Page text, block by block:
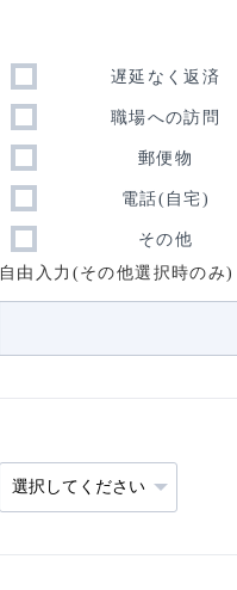
遅延なく返済
職場への訪問
郵便物
電話(自宅)
その他
自由入力(その他選択時のみ)